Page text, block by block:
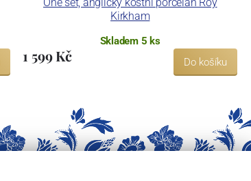
Kirkham
Skladem 5 ks
1 599 Kč Do košíku